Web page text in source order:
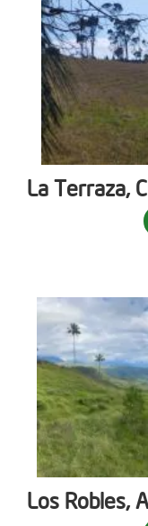
La Terraza,
Los Robles,